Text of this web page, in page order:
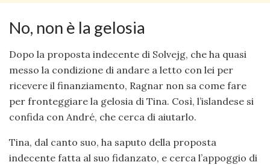
No, non è la gelosia
Dopo la proposta indecente di Solvejg, che ha quasi
messo la condizione di andare a letto con lei per
ricevere il finanziamento, Ragnar non sa come fare
per fronteggiare la gelosia di Tina. Così, l’islandese si
confida con André, che cerca di aiutarlo.
Tina, dal canto suo, ha saputo della proposta
indecente fatta al suo fidanzato, e cerca l’appoggio di